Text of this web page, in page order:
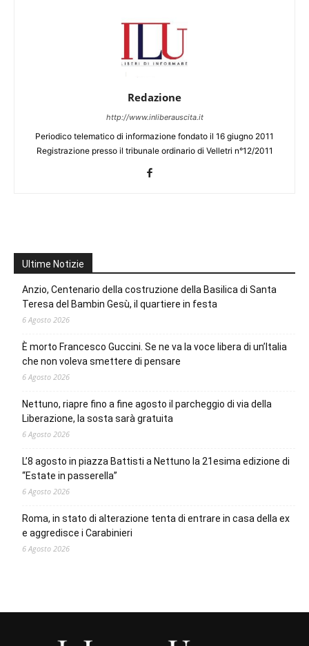
Redazione
http://www.inliberauscita.it
Periodico telematico di informazione fondato il 16 giugno 2011
Registrazione presso il tribunale ordinario di Velletri n°12/2011
Ultime Notizie
Anzio, Centenario della costruzione della Basilica di Santa
Teresa del Bambin Gesù, il quartiere in festa
6 Agosto 2026
È morto Francesco Guccini. Se ne va la voce libera di un’Italia
che non voleva smettere di pensare
6 Agosto 2026
Nettuno, riapre fino a fine agosto il parcheggio di via della
Liberazione, la sosta sarà gratuita
6 Agosto 2026
L’8 agosto in piazza Battisti a Nettuno la 21esima edizione di
“Estate in passerella”
6 Agosto 2026
Roma, in stato di alterazione tenta di entrare in casa della ex
e aggredisce i Carabinieri
6 Agosto 2026